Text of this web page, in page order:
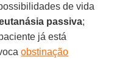
de vida
passiva;
já está
obstinação